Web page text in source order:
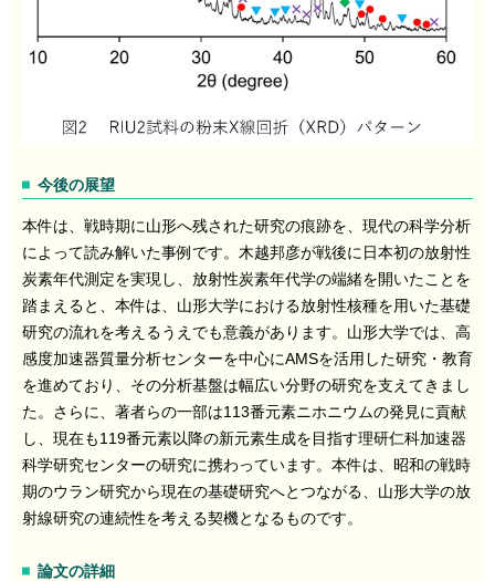
今後の展望
本件は、戦時期に山形へ残された研究の痕跡を、現代の科学分析
によって読み解いた事例です。木越邦彦が戦後に日本初の放射性
炭素年代測定を実現し、放射性炭素年代学の端緒を開いたことを
踏まえると、本件は、山形大学における放射性核種を用いた基礎
研究の流れを考えるうえでも意義があります。山形大学では、高
感度加速器質量分析センターを中心にAMSを活用した研究・教育
を進めており、その分析基盤は幅広い分野の研究を支えてきまし
た。さらに、著者らの一部は113番元素ニホニウムの発見に貢献
し、現在も119番元素以降の新元素生成を目指す理研仁科加速器
科学研究センターの研究に携わっています。本件は、昭和の戦時
期のウラン研究から現在の基礎研究へとつながる、山形大学の放
射線研究の連続性を考える契機となるものです。
論文の詳細